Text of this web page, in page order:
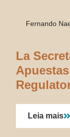
Fernando
La
Leia mais